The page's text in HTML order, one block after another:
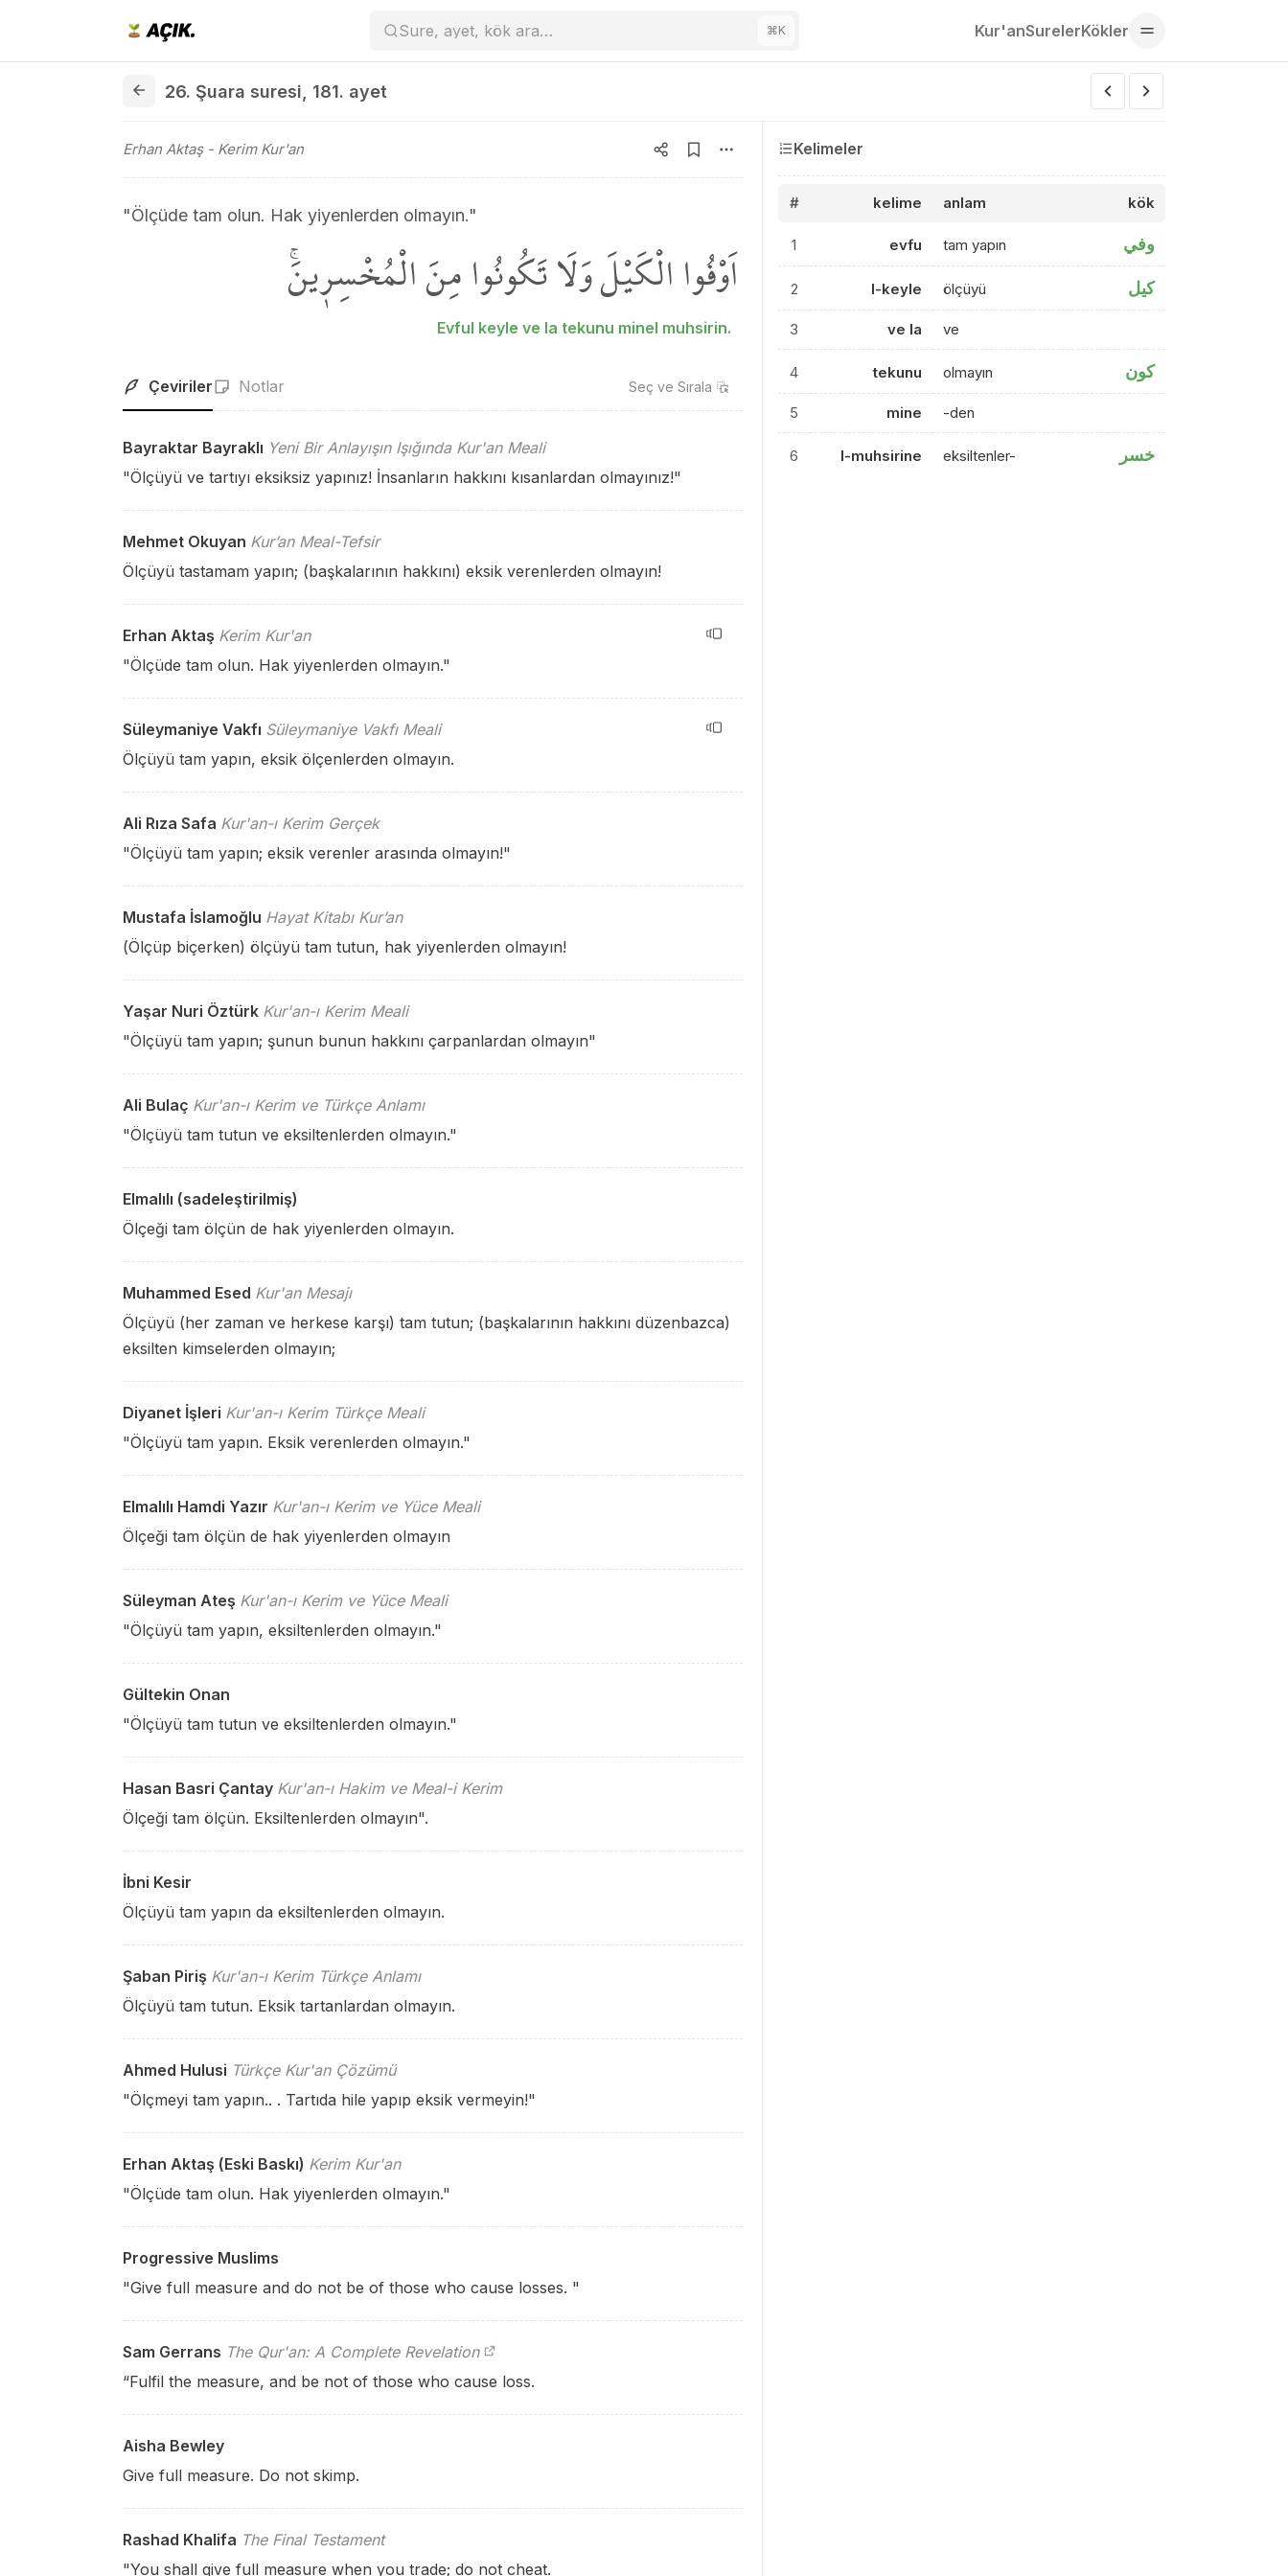
Sure, ayet, kök ara… ⌘K Kur'anSurelerKökler
26. Şuara suresi 181. ayet
Erhan Aktaş- Kerim Kur'an
"Ölçüde tam olun. Hak yiyenlerden olmayın."
اَوْفُوا الْكَيْلَ وَلَا تَكُونُوا مِنَ الْمُخْسِر۪ينَۚ
Evful keyle ve la tekunu minel muhsirin.
Çeviriler Notlar Seç ve Sırala
Bayraktar Bayraklı Yeni Bir Anlayışın Işığında Kur'an Meali
"Ölçüyü ve tartıyı eksiksiz yapınız! İnsanların hakkını kısanlardan olmayınız!"
Mehmet Okuyan Kur’an Meal-Tefsir
Ölçüyü tastamam yapın; (başkalarının hakkını) eksik verenlerden olmayın!
Erhan Aktaş Kerim Kur'an
"Ölçüde tam olun. Hak yiyenlerden olmayın."
Süleymaniye Vakfı Süleymaniye Vakfı Meali
Ölçüyü tam yapın, eksik ölçenlerden olmayın.
Ali Rıza Safa Kur'an-ı Kerim Gerçek
"Ölçüyü tam yapın; eksik verenler arasında olmayın!"
Mustafa İslamoğlu Hayat Kitabı Kur’an
(Ölçüp biçerken) ölçüyü tam tutun, hak yiyenlerden olmayın!
Yaşar Nuri Öztürk Kur'an-ı Kerim Meali
"Ölçüyü tam yapın; şunun bunun hakkını çarpanlardan olmayın"
Ali Bulaç Kur'an-ı Kerim ve Türkçe Anlamı
"Ölçüyü tam tutun ve eksiltenlerden olmayın."
Elmalılı (sadeleştirilmiş)
Ölçeği tam ölçün de hak yiyenlerden olmayın.
Muhammed Esed Kur'an Mesajı
Ölçüyü (her zaman ve herkese karşı) tam tutun; (başkalarının hakkını düzenbazca)
eksilten kimselerden olmayın;
Diyanet İşleri Kur'an-ı Kerim Türkçe Meali
"Ölçüyü tam yapın. Eksik verenlerden olmayın."
Elmalılı Hamdi Yazır Kur'an-ı Kerim ve Yüce Meali
Ölçeği tam ölçün de hak yiyenlerden olmayın
Süleyman Ateş Kur'an-ı Kerim ve Yüce Meali
"Ölçüyü tam yapın, eksiltenlerden olmayın."
Gültekin Onan
"Ölçüyü tam tutun ve eksiltenlerden olmayın."
Hasan Basri Çantay Kur'an-ı Hakim ve Meal-i Kerim
Ölçeği tam ölçün. Eksiltenlerden olmayın".
İbni Kesir
Ölçüyü tam yapın da eksiltenlerden olmayın.
Şaban Piriş Kur'an-ı Kerim Türkçe Anlamı
Ölçüyü tam tutun. Eksik tartanlardan olmayın.
Ahmed Hulusi Türkçe Kur'an Çözümü
"Ölçmeyi tam yapın.. . Tartıda hile yapıp eksik vermeyin!"
Erhan Aktaş (Eski Baskı) Kerim Kur'an
"Ölçüde tam olun. Hak yiyenlerden olmayın."
Progressive Muslims
"Give full measure and do not be of those who cause losses. "
Sam Gerrans The Qur'an: A Complete Revelation
“Fulfil the measure, and be not of those who cause loss.
Aisha Bewley
Give full measure. Do not skimp.
Rashad Khalifa The Final Testament
"You shall give full measure when you trade; do not cheat.
Kelimeler
# kelime anlam kök
1 evfu tam yapın وفي
2 l-keyle ölçüyü كيل
3 ve la ve
4 tekunu olmayın كون
5 mine -den
6 l-muhsirine eksiltenler- خسر